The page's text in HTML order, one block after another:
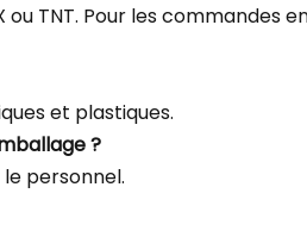
ou TNT. Pour les commandes
et plastiques.
?
personnel.